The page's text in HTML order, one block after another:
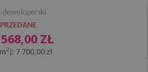
deweloperski
ZŁ
2): 7 700,00 zł